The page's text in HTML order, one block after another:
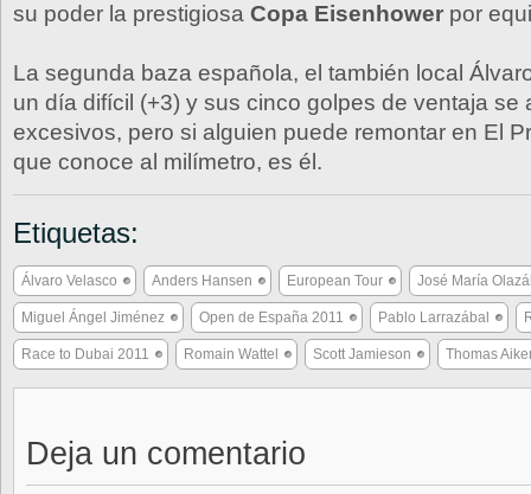
su poder la prestigiosa Copa Eisenhower por
La segunda baza española, el también local
un día difícil (+3) y sus cinco golpes de ventaja se
excesivos, pero si alguien puede remontar en El
que conoce al milímetro, es él.
Etiquetas:
Álvaro Velasco Anders Hansen European Tour José María
Miguel Ángel Jiménez Open de España 2011 Pablo Larrazábal
Race to Dubai 2011 Romain Wattel Scott Jamieson Thomas
Deja un comentario